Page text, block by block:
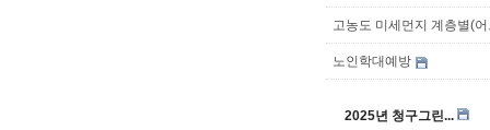
고농도 미세먼지 계층별(
노인학대예방
2025년 청구그린...